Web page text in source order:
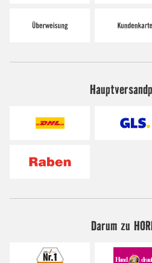
Darum zu